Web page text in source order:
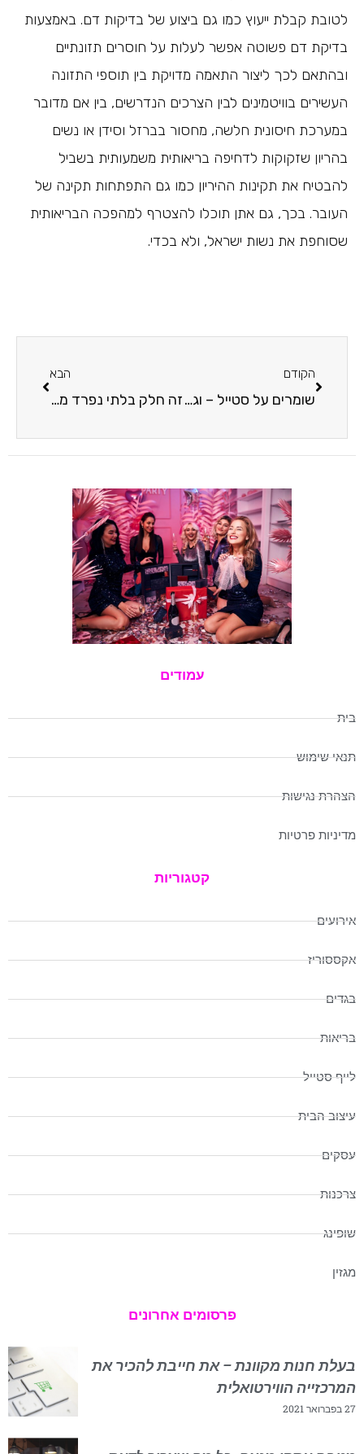
לטובת קבלת ייעוץ כמו גם ביצוע של בדיקות דם. באמצעות
בדיקת דם פשוטה אפשר לעלות על חוסרים תזונתיים
ובהתאם לכך ליצור התאמה מדויקת בין תוספי התזונה
העשירים בוויטמינים לבין הצרכים הנדרשים, בין אם מדובר
במערכת חיסונית חלשה, מחסור בברזל וסידן או נשים
בהריון שזקוקות לדחיפה בריאותית משמעותית בשביל
להבטיח את תקינות ההיריון כמו גם התפתחות תקינה של
העובר. בכך, גם אתן תוכלו להצטרף למהפכה הבריאותית
שסוחפת את נשות ישראל, ולא בכדי.
הקודם
שומרים על סטייל – וגם על הבריאות: 5 טיפים לשמירה על היגיינת פה מושלמת
הבא
זה חלק בלתי נפרד מגיל ההתבגרות. הגיע הזמן לדבר עם הבנות על הוסת
עמודים
בית
תנאי שימוש
הצהרת נגישות
מדיניות פרטיות
קטגוריות
אירועים
אקססוריז
בגדים
בריאות
לייף סטייל
עיצוב הבית
עסקים
צרכנות
שופינג
מגזין
פרסומים אחרונים
בעלת חנות מקוונת – את חייבת להכיר את
המרכזייה הווירטואלית
27 בפברואר 2021